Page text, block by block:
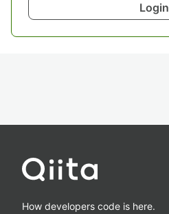
Login
How developers code is here.